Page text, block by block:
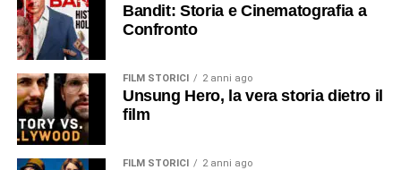
Bandit: Storia e Cinematografia a
Confronto
FILM STORICI 2 anni ago
Unsung Hero, la vera storia dietro il
film
FILM STORICI 2 anni ago